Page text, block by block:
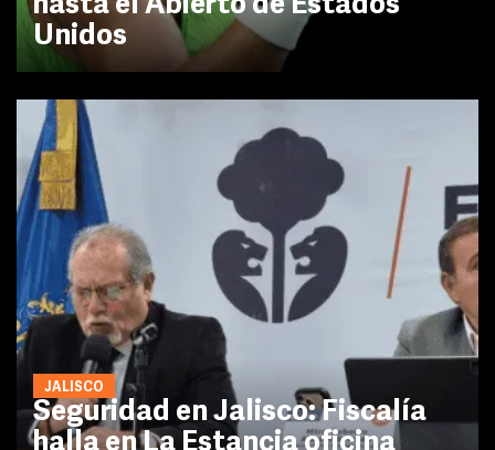
hasta el Abierto de Estados
Unidos
JALISCO
Seguridad en Jalisco: Fiscalía
halla en La Estancia oficina